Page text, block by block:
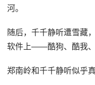
河。
随后，千千静听遭雪藏
软件上——酷狗、酷我
郑南岭和千千静听似乎